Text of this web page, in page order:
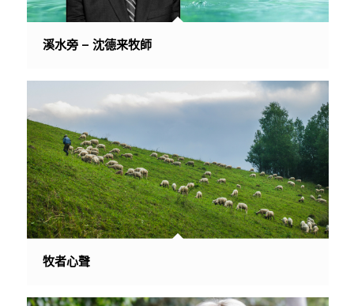
溪水旁 – 沈德来牧師
牧者心聲